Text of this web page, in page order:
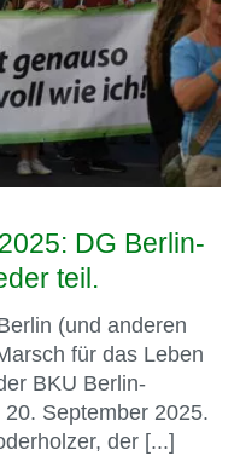
DG Berlin-
teil.
(und anderen
für das Leben
BKU Berlin-
September 2025.
der [...]